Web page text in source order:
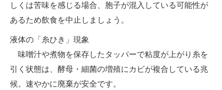
しくは苦味を感じる場合、胞子が混入している可能性が
あるため飲食を中止しましょう。
液体の「糸ひき」現象
味噌汁や煮物を保存したタッパーで粘度が上がり糸を
引く状態は、酵母・細菌の増殖にカビが複合している兆
候。速やかに廃棄が安全です。